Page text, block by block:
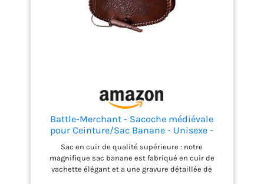
Battle-Merchant - Sacoche médiévale
pour Ceinture/Sac Banane - Unisexe -
Cuir/Motif Marteau de Thor -
reconstructions
historiques/Costume/Carnaval/Style
Viking - Marron
Sac en cuir de qualité supérieure : notre
magnifique sac banane est fabriqué en cuir de
vachette élégant et a une gravure détaillée de